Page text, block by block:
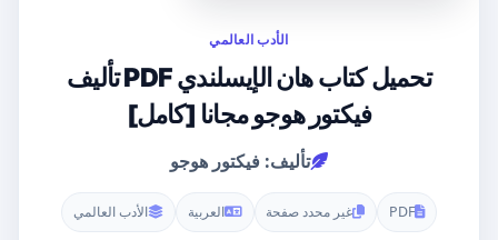
الأدب العالمي
تحميل كتاب هان الإيسلندي PDF تأليف
فيكتور هوجو مجانا [كامل]
تأليف: فيكتور هوجو
PDF غير محدد صفحة العربية الأدب العالمي